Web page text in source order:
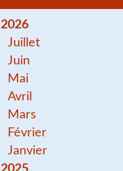
2026
Juillet
Juin
Mai
Avril
Mars
Février
Janvier
2025